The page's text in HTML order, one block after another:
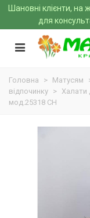
Шановні клієнти, на
для
Головна > Матусям
відпочинку > Халати
мод.25318 CH